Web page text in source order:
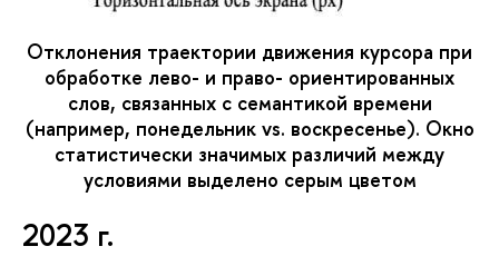
Отклонения траектории движения курсора при
обработке лево- и право- ориентированных
слов, связанных с семантикой времени
(например, понедельник vs. воскресенье). Окно
статистически значимых различий между
условиями выделено серым цветом
2023 г.